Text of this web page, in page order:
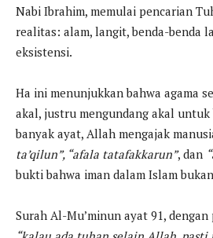
Nabi Ibrahim, memulai pencarian
realitas: alam, langit, benda-benda
eksistensi.
Ha ini menunjukkan bahwa agama
akal, justru mengundang akal untuk
banyak ayat, Allah mengajak
ta’qilun”, “afala tatafakkarun”, dan
bukti bahwa iman dalam Islam
Surah Al-Mu’minun ayat 91,